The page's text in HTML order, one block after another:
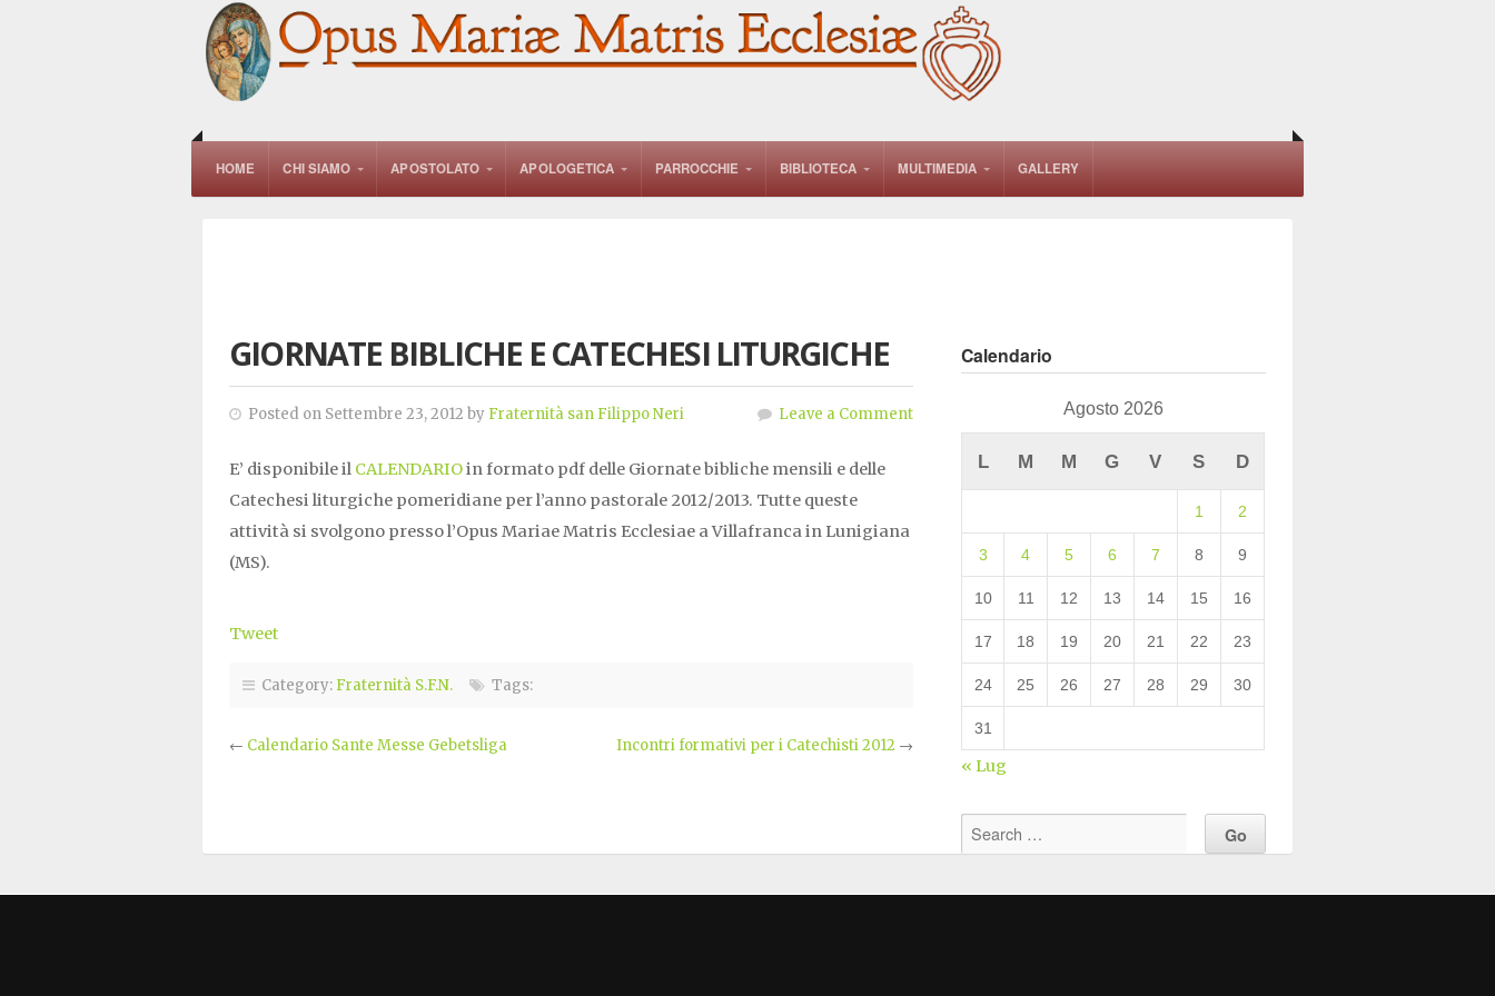
HOME CHI SIAMO APOSTOLATO APOLOGETICA PARROCCHIE BIBLIOTECA MULTIMEDIA GALLERY
GIORNATE BIBLICHE E CATECHESI LITURGICHE
Posted on Settembre 23, 2012 by Fraternità san Filippo Neri Leave a Comment
E’ disponibile il CALENDARIOin formato pdf delle Giornate bibliche mensili e delle
Catechesi liturgiche pomeridiane per l’anno pastorale 2012/2013. Tutte queste
attività si svolgono presso l’Opus Mariae Matris Ecclesiae a Villafranca in Lunigiana
(MS).
Tweet
Category: Fraternità S.F.N. Tags:
← Calendario Sante Messe Gebetsliga Incontri formativi per i Catechisti 2012 →
Calendario
Agosto 2026
L M M G V S D
1 2
3 4 5 6 7 8 9
10 11 12 13 14 15 16
17 18 19 20 21 22 23
24 25 26 27 28 29 30
31
« Lug